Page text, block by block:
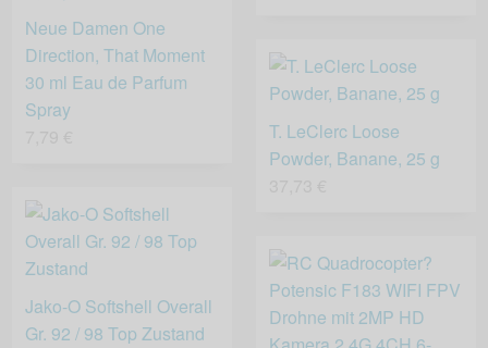
Neue Damen One
Direction, That Moment
30 ml Eau de Parfum
Spray
T. LeClerc Loose
Powder, Banane, 25 g
Jako-O Softshell Overall
Gr. 92 / 98 Top Zustand